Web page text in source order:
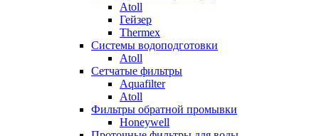
Atoll
Гейзер
Thermex
Системы водоподготовки
Atoll
Сетчатые фильтры
Aquafilter
Atoll
Фильтры обратной промывки
Honeywell